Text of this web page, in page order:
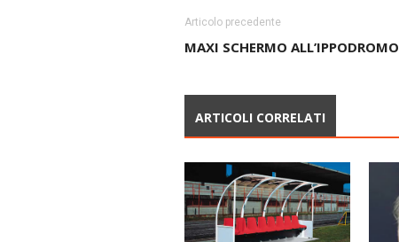
Articolo precedente
MAXI SCHERMO ALL’IPPODROMO
ARTICOLI CORRELATI